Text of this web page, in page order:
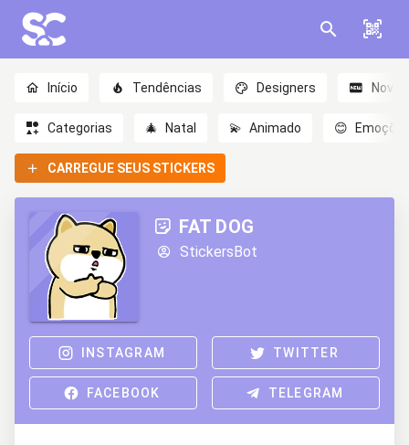
Início Tendências Designers Novo
Categorias 🎄 Natal 💫 Animado 😊
CARREGUE SEUS STICKERS
FAT DOG
StickersBot
INSTAGRAM TWITTER
FACEBOOK TELEGRAM